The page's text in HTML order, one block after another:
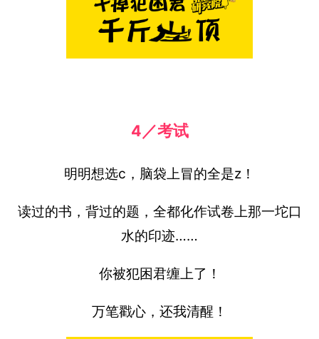
4／考试
明明想选c，脑袋上冒的全是z！
读过的书，背过的题，全都化作试卷上那一坨口
水的印迹……
你被犯困君缠上了！
万笔戳心，还我清醒！